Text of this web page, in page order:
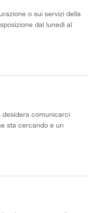
o sui servizi della
dal lunedì al
desidera comunicarci
sta cercando e un